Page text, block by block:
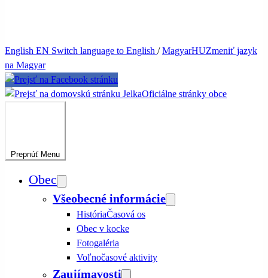
English EN Switch language to English /MagyarHUZmeniť jazyk
na Magyar
JelkaOficiálne stránky obce
Prepnúť Menu
Obec
Všeobecné informácie
HistóriaČasová os
Obec v kocke
Fotogaléria
Voľnočasové aktivity
Zaujímavosti